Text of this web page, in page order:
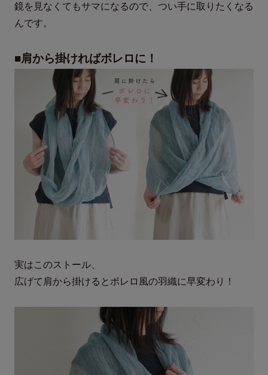
鏡を見なくてもサマになるので、つい手に取りたくなる
んです。
■肩から掛ければボレロに！
実はこのストール、
広げて肩から掛けるとボレロ風の羽織に早変わり！